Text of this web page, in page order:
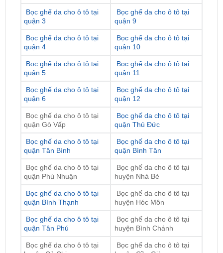
Bọc ghế da cho ô tô tại
quận 4
Bọc ghế da cho ô tô tại
quận 10
Bọc ghế da cho ô tô tại
quận 5
Bọc ghế da cho ô tô tại
quận 11
Bọc ghế da cho ô tô tại
quận 6
Bọc ghế da cho ô tô tại
quận 12
Bọc ghế da cho ô tô tại
quận Gò Vấp
Bọc ghế da cho ô tô tại
quận Thủ Đức
Bọc ghế da cho ô tô tại
quận Tân Bình
Bọc ghế da cho ô tô tại
quận Bình Tân
Bọc ghế da cho ô tô tại
quận Phú Nhuận
Bọc ghế da cho ô tô tại
huyện Nhà Bè
Bọc ghế da cho ô tô tại
quận Bình Thạnh
Bọc ghế da cho ô tô tại
huyện Hóc Môn
Bọc ghế da cho ô tô tại
quận Tân Phú
Bọc ghế da cho ô tô tại
huyện Bình Chánh
Bọc ghế da cho ô tô tại
huyện Củ Chi
Bọc ghế da cho ô tô tại
huyện Cần Giờ